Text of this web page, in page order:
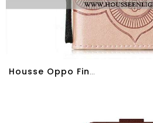
Housse Oppo Find X3 Neo Mandala Entier À Lanière